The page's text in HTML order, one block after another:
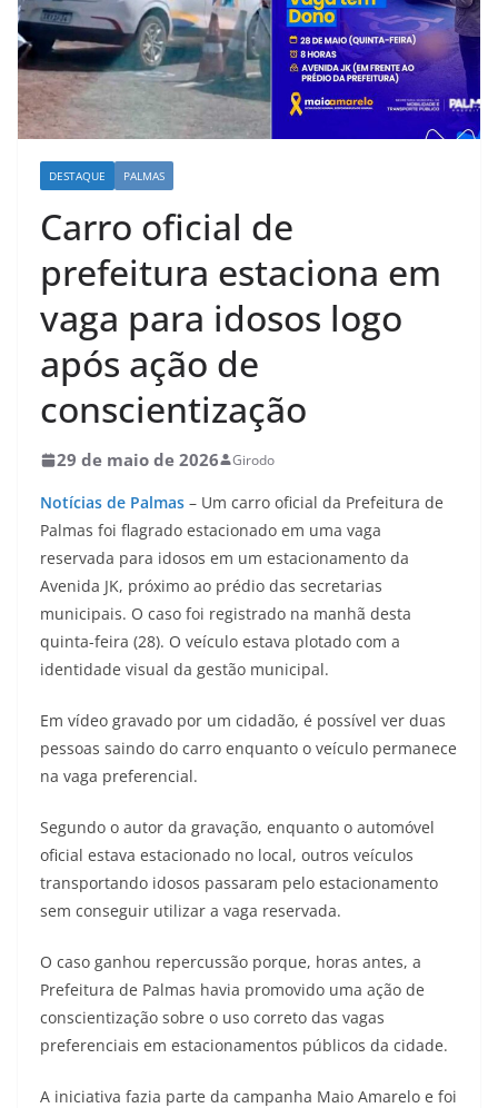
DESTAQUE PALMAS
Carro oficial de
prefeitura estaciona em
vaga para idosos logo
após ação de
conscientização
29 de maio de 2026 Girodo
Notícias de Palmas – Um carro oficial da Prefeitura de
Palmas foi flagrado estacionado em uma vaga
reservada para idosos em um estacionamento da
Avenida JK, próximo ao prédio das secretarias
municipais. O caso foi registrado na manhã desta
quinta-feira (28). O veículo estava plotado com a
identidade visual da gestão municipal.
Em vídeo gravado por um cidadão, é possível ver duas
pessoas saindo do carro enquanto o veículo permanece
na vaga preferencial.
Segundo o autor da gravação, enquanto o automóvel
oficial estava estacionado no local, outros veículos
transportando idosos passaram pelo estacionamento
sem conseguir utilizar a vaga reservada.
O caso ganhou repercussão porque, horas antes, a
Prefeitura de Palmas havia promovido uma ação de
conscientização sobre o uso correto das vagas
preferenciais em estacionamentos públicos da cidade.
A iniciativa fazia parte da campanha Maio Amarelo e foi